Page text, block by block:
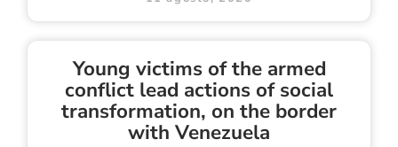
Young victims of the armed
conflict lead actions of social
transformation, on the border
with Venezuela